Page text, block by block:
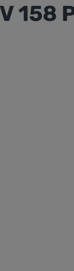
158